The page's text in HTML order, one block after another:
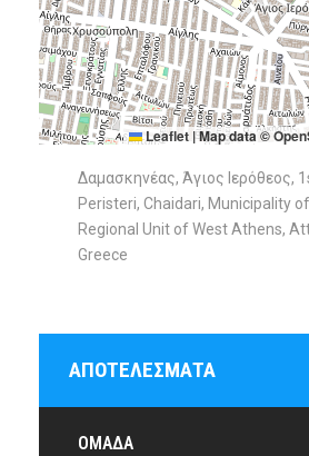
Leaflet |Map data ©
Δαμασκηνέας, Άγιος Ιερόθεος,
Peristeri, Chaidari, Municipality
Regional Unit of West Athens,
Greece
ΑΠΟΤΕΛΈΣΜΑΤΑ
ΟΜΆΔΑ